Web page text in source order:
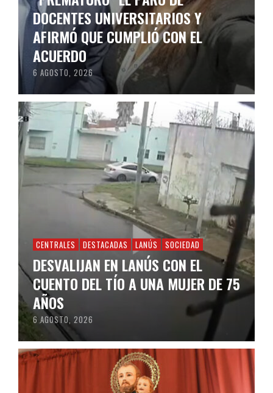
DOCENTES UNIVERSITARIOS Y
AFIRMÓ QUE CUMPLIÓ CON EL
ACUERDO
6 AGOSTO, 2026
CENTRALES DESTACADAS LANÚS SOCIEDAD
DESVALIJAN EN LANÚS CON EL
CUENTO DEL TÍO A UNA MUJER DE 75
AÑOS
6 AGOSTO, 2026